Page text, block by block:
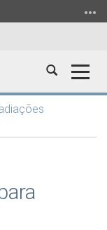
Abrir